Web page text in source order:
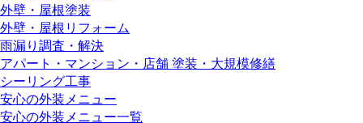
外壁・屋根塗装
外壁・屋根リフォーム
雨漏り調査・解決
アパート・マンション・店舗 塗装・大規模修繕
シーリング工事
安心の外装メニュー
安心の外装メニュー一覧